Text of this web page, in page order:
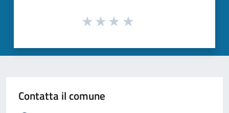
Contatta il comune